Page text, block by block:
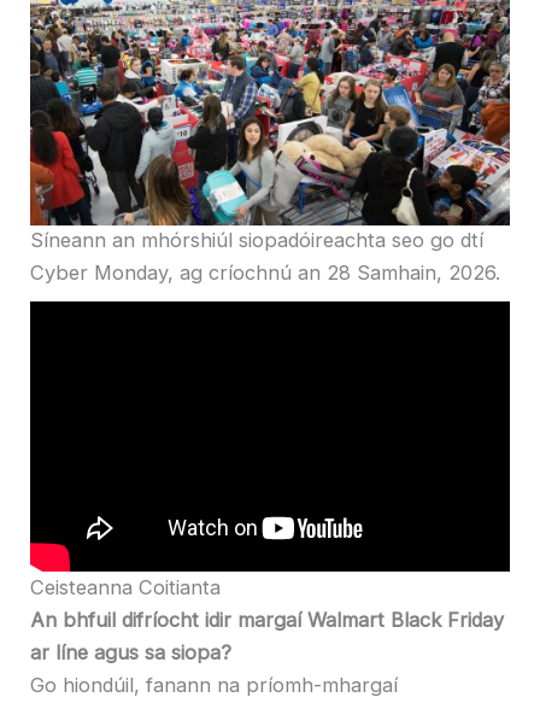
Síneann an mhórshiúl siopadóireachta seo go dtí
Cyber ​​​​Monday, ag críochnú an 28 Samhain, 2026.
Ceisteanna Coitianta
An bhfuil difríocht idir margaí Walmart Black Friday
ar líne agus sa siopa?
Go hiondúil, fanann na príomh-mhargaí